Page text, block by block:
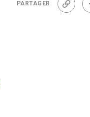
PARTAGER
Lien